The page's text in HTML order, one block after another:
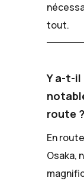
tout.
Y a-t-il
route ?
En
Osaka,